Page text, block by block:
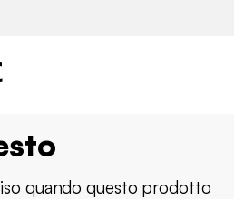
quando questo prodotto